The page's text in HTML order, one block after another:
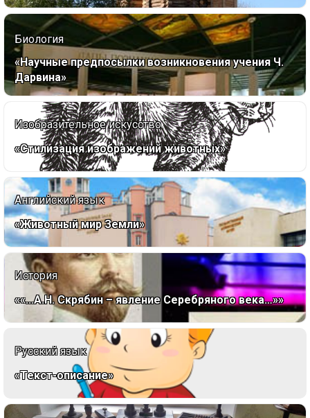
Биология
«Научные предпосылки возникновения учения Ч.
Дарвина»
Изобразительное искусство
«Стилизация изображений животных»
Английский язык
«Животный мир Земли»
История
««...А.Н. Скрябин – явление Серебряного века…»»
Русский язык
«Текст-описание»